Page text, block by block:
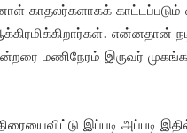
காதலர்களாகக் காட்டப்படும்
என்னதான்
மணிநேரம் இருவர்
இப்படி அப்படி